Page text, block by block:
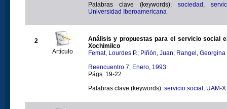
Palabras clave (keywords): sociedad
Universidad Iberoamericana
2
Artículo
Análisis y propuestas para el servicio social en la UAM-
Xochimilco
Femat, Lourdes P.; Piñón, Juan; Rangel, Georgina
Reencuentro 7, Enero, 1993
Págs. 19-22
Palabras clave (keywords): servicio social UAM-X